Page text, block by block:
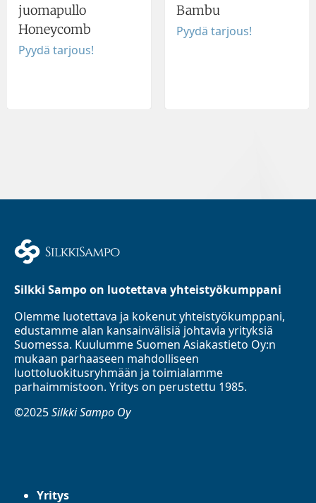
juomapullo
Honeycomb
Pyydä tarjous!
Bambu
Pyydä tarjous!
Silkki Sampo on luotettava yhteistyökumppani
Olemme luotettava ja kokenut yhteistyökumppani,
edustamme alan kansainvälisiä johtavia yrityksiä
Suomessa. Kuulumme Suomen Asiakastieto Oy:n
mukaan parhaaseen mahdolliseen
luottoluokitusryhmään ja toimialamme
parhaimmistoon. Yritys on perustettu 1985.
©2025Silkki Sampo Oy
Yritys